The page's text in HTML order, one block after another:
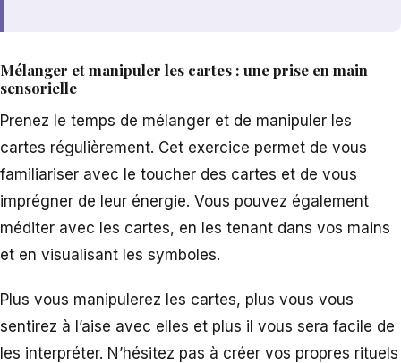
Mélanger et manipuler les cartes : une prise en main
sensorielle
Prenez le temps de mélanger et de manipuler les
cartes régulièrement. Cet exercice permet de vous
familiariser avec le toucher des cartes et de vous
imprégner de leur énergie. Vous pouvez également
méditer avec les cartes, en les tenant dans vos mains
et en visualisant les symboles.
Plus vous manipulerez les cartes, plus vous vous
sentirez à l’aise avec elles et plus il vous sera facile de
les interpréter. N’hésitez pas à créer vos propres rituels